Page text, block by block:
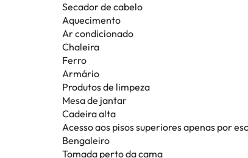
Secador de cabelo
Aquecimento
Ar condicionado
Chaleira
Ferro
Armário
Produtos de limpeza
Mesa de jantar
Cadeira alta
Acesso aos pisos superiores apenas por
Bengaleiro
Tomada perto da cama